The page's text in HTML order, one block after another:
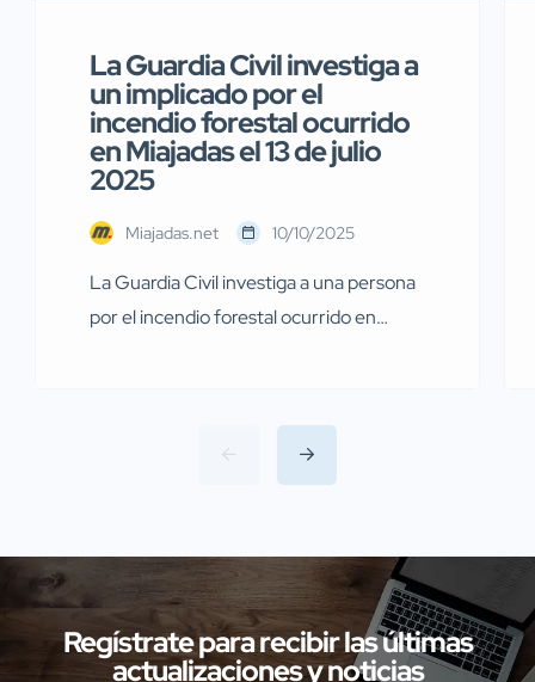
La Guardia Civil investiga a
un implicado por el
incendio forestal ocurrido
en Miajadas el 13 de julio
2025
Miajadas.net 10/10/2025
La Guardia Civil investiga a una persona
por el incendio forestal ocurrido en
Servicio de Protección de la Naturaleza
(SEPRONA) de la Comandancia de
Cáceres han llevado a cabo
de la provincia de Cáceres relacionadas
con presuntos delitos […]
Regístrate para recibir las últimas
actualizaciones y noticias